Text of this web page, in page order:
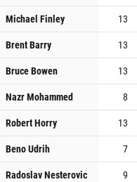
Michael Finley
13
Brent Barry
13
Bruce Bowen
13
Nazr Mohammed
8
Robert Horry
13
Beno Udrih
7
Radoslav Nesterovic
9